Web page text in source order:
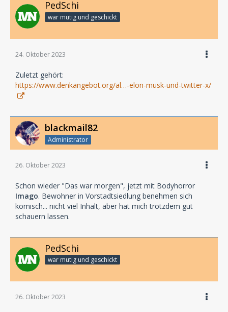
PedSchi
war mutig und geschickt
24. Oktober 2023
Zuletzt gehört:
https://www.denkangebot.org/al…-elon-musk-und-twitter-x/
blackmail82
Administrator
26. Oktober 2023
Schon wieder "Das war morgen", jetzt mit Bodyhorror
Imago. Bewohner in Vorstadtsiedlung benehmen sich
komisch... nicht viel Inhalt, aber hat mich trotzdem gut
schauern lassen.
PedSchi
war mutig und geschickt
26. Oktober 2023